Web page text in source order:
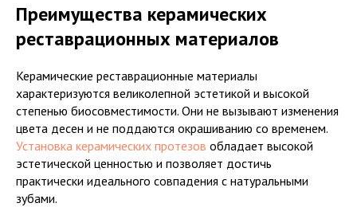
Преимущества керамических
реставрационных материалов
Керамические реставрационные материалы
характеризуются великолепной эстетикой и высокой
степенью биосовместимости. Они не вызывают изменения
цвета десен и не поддаются окрашиванию со временем.
Установка керамических протезов обладает высокой
эстетической ценностью и позволяет достичь
практически идеального совпадения с натуральными
зубами.